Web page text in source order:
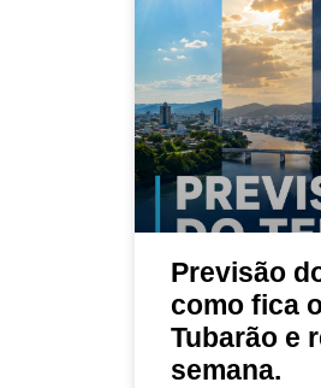
Previsão
como fica
Tubarão e
semana.